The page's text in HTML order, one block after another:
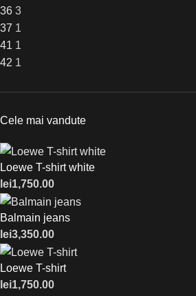
36 3
37 1
41 1
42 1
Cele mai vandute
Loewe T-shirt white
lei1,750.00
Balmain jeans
lei3,350.00
Loewe T-shirt
lei1,750.00